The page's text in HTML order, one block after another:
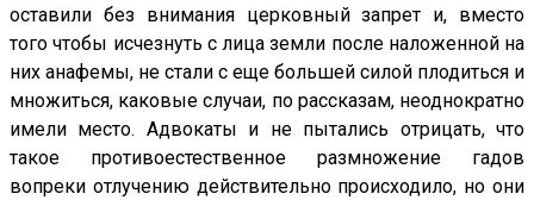
оставили без внимания церковный запрет и, вместо
того чтобы исчезнуть с лица земли после наложенной на
них анафемы, не стали с еще большей силой плодиться и
множиться, каковые случаи, по рассказам, неоднократно
имели место. Адвокаты и не пытались отрицать, что
такое противоестественное размножение гадов
вопреки отлучению действительно происходило, но они